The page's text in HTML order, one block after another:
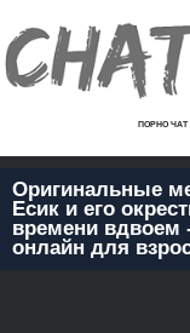
ПОРНО ЧАТ
Оригинальные
Есик и его
времени вдвоем
онлайн для